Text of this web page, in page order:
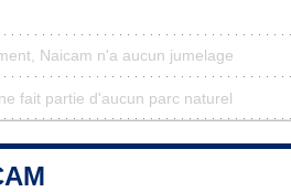
Naicam n'a aucun jumelage
fait partie d'aucun parc naturel